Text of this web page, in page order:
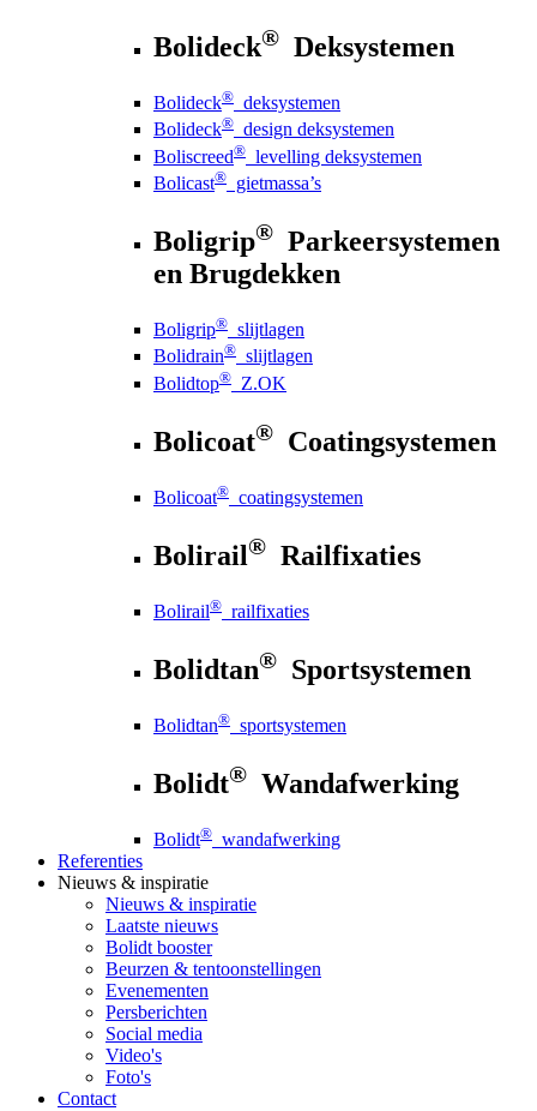
Bolideck® Deksystemen
Bolideck® deksystemen
Bolideck® design deksystemen
Boliscreed® levelling deksystemen
Bolicast® gietmassa’s
Boligrip® Parkeersystemen
en Brugdekken
Boligrip® slijtlagen
Bolidrain® slijtlagen
Bolidtop® Z.OK
Bolicoat® Coatingsystemen
Bolicoat® coatingsystemen
Bolirail® Railfixaties
Bolirail® railfixaties
Bolidtan® Sportsystemen
Bolidtan® sportsystemen
Bolidt® Wandafwerking
Bolidt® wandafwerking
Referenties
Nieuws & inspiratie
Nieuws & inspiratie
Laatste nieuws
Bolidt booster
Beurzen & tentoonstellingen
Evenementen
Persberichten
Social media
Video's
Foto's
Contact